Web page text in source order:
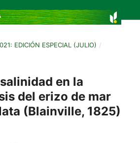
EDICIÓN ESPECIAL (JULIO) /
en la
del erizo de mar
(Blainville, 1825)